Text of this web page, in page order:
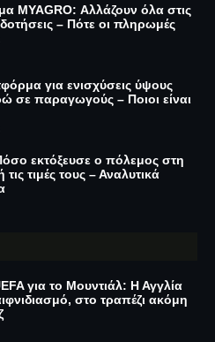
MYAGRO: Αλλάζουν όλα στις
– Πότε οι πληρωμές
για ενισχύσεις ύψους
σε παραγωγούς – Ποιοι είναι
εκτόξευσε ο πόλεμος στη
τιμές τους – Αναλυτικά
για το Μουντιάλ: Η Αγγλία
στο τραπέζι ακόμη